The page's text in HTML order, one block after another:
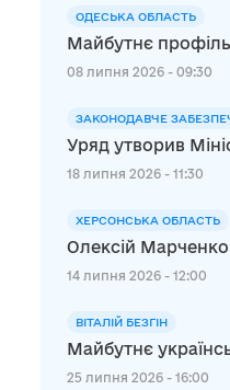
ОДЕСЬКА ОБЛАСТЬ
Майбутнє
08 липня 2026 - 09:30
ЗАКОНОДАВЧЕ
Уряд утворив
18 липня 2026 - 11:30
ХЕРСОНСЬКА ОБЛАСТЬ
Олексій
14 липня 2026 - 12:00
ВІТАЛІЙ БЕЗГІН
Майбутнє
25 липня 2026 - 16:00